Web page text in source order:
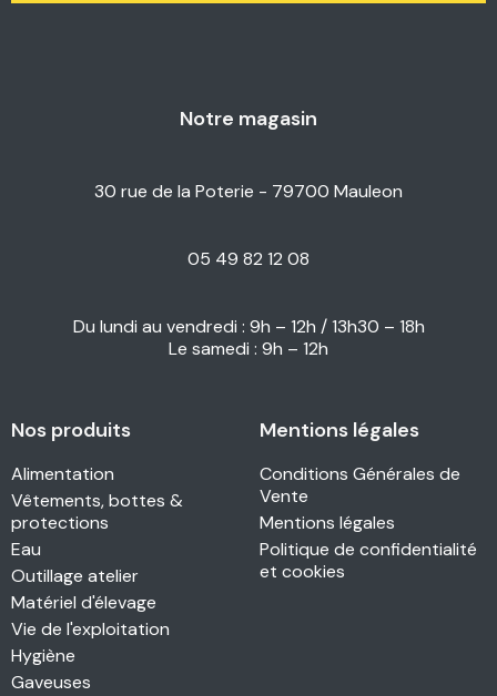
Notre magasin
30 rue de la Poterie - 79700 Mauleon
05 49 82 12 08
Du lundi au vendredi : 9h – 12h / 13h30 – 18h
Le samedi : 9h – 12h
Nos produits
Alimentation
Vêtements, bottes &
protections
Eau
Outillage atelier
Matériel d'élevage
Vie de l'exploitation
Hygiène
Gaveuses
Mentions légales
Conditions Générales de
Vente
Mentions légales
Politique de confidentialité
et cookies